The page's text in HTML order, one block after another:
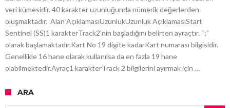
veri kümesidir. 40 karakter uzunluğunda nümerik değerlerden
oluşmaktadır. Alan AçıklamasıUzunlukUzunluk AçıklamasıStart
Sentinel (SS)1 karakterTrack2’nin başladığını belirten ayraçtır. “;”
olarak başlamaktadır.Kart No 19 digite kadarKart numarası bilgisidir.
Genellikle 16 hane olarak kullanılsa da en fazla 19 hane
olabilmektedir.Ayraç1 karakterTrack 2 bilgilerini ayırmak için …
ARA
Arama: